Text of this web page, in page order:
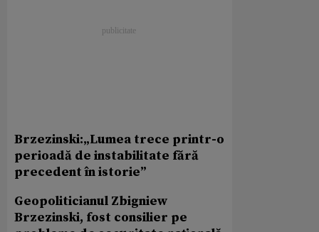
Brzezinski:„Lumea trece printr-o
perioadă de instabilitate fără
precedent în istorie”
Geopoliticianul Zbigniew
Brzezinski, fost consilier pe